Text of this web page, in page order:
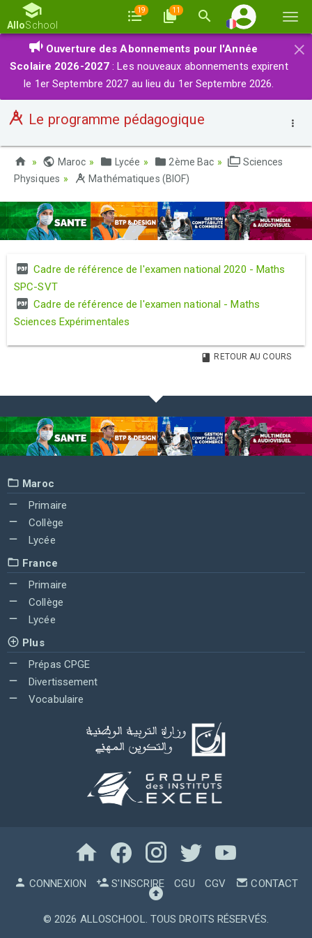
la
AlloSchool
19 11
×
Ouverture des Abonnements pour l'Année
Scolaire 2026-2027 : Les nouveaux abonnements expirent
le 1er Septembre 2027 au lieu du 1er Septembre 2026.
Le programme pédagogique
Maroc Lycée 2ème Bac
Sciences
Physiques
Mathématiques (BIOF)
Cadre de référence de l'examen national 2020 - Maths
SPC-SVT
Cadre de référence de l'examen national - Maths
Sciences Expérimentales
RETOUR AU COURS
Maroc
Primaire
Collège
Lycée
France
Primaire
Collège
Lycée
Plus
Prépas CPGE
Divertissement
Vocabulaire
CONNEXION S'INSCRIRE CGU CGV CONTACT
© 2026 ALLOSCHOOL. TOUS DROITS RÉSERVÉS.